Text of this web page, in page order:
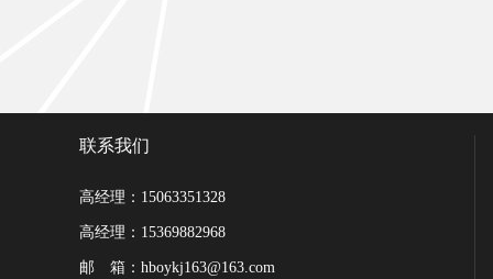
联系我们
高经理：15063351328
高经理：15369882968
邮 箱：hboykj163@163.com